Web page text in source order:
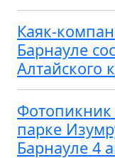
Каяк-
Барнауле
Алтайского
Фотопикник
парке
Барнауле 4